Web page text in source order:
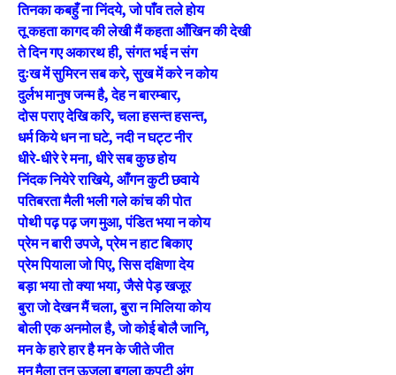
तिनका कबहुँ ना निंदये, जो पाँव तले होय
तू कहता कागद की लेखी मैं कहता आँखिन की देखी
ते दिन गए अकारथ ही, संगत भई न संग
दुःख में सुमिरन सब करे, सुख में करे न कोय
दुर्लभ मानुष जन्म है, देह न बारम्बार,
दोस पराए देखि करि, चला हसन्त हसन्त,
धर्म किये धन ना घटे, नदी न घट्ट नीर
धीरे-धीरे रे मना, धीरे सब कुछ होय
निंदक नियेरे राखिये, आँगन कुटी छवाये
पतिबरता मैली भली गले कांच की पोत
पोथी पढ़ पढ़ जग मुआ, पंडित भया न कोय
प्रेम न बारी उपजे, प्रेम न हाट बिकाए
प्रेम पियाला जो पिए, सिस दक्षिणा देय
बड़ा भया तो क्या भया, जैसे पेड़ खजूर
बुरा जो देखन मैं चला, बुरा न मिलिया कोय
बोली एक अनमोल है, जो कोई बोलै जानि,
मन के हारे हार है मन के जीते जीत
मन मैला तन ऊजला बगुला कपटी अंग